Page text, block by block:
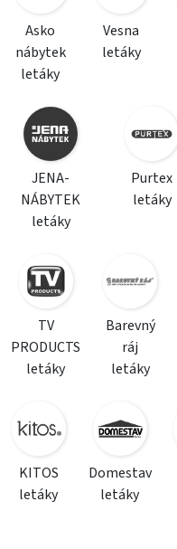
Asko
nábytek
letáky
Vesna
letáky
JENA-
NÁBYTEK
letáky
Purtex
letáky
TV
PRODUCTS
letáky
Barevný
ráj
letáky
KITOS
letáky
Domestav
letáky